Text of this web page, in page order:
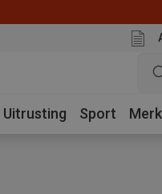
Uitrusting Sport